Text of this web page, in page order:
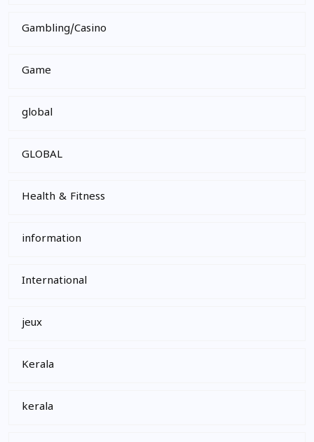
Gambling/Casino
Game
global
GLOBAL
Health & Fitness
information
International
jeux
Kerala
kerala